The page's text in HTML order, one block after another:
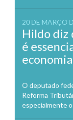
20 DE MARÇO
Hildo
é
O deputado
Reforma
especialmente